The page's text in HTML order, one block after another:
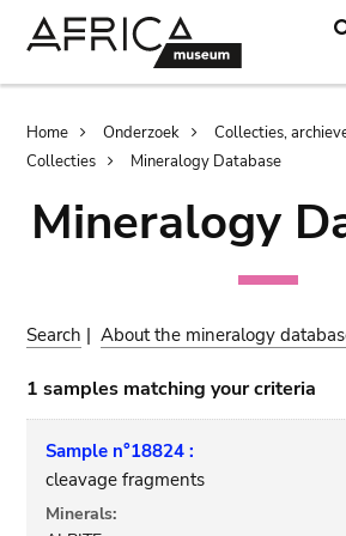
Breadcrumb
Home Onderzoek
Collecties,
Collecties
Mineralogy Database
Mineralogy
Search |About the mineralogy
1 samples matching your criteria
Sample n°18824 :
cleavage fragments
Minerals: